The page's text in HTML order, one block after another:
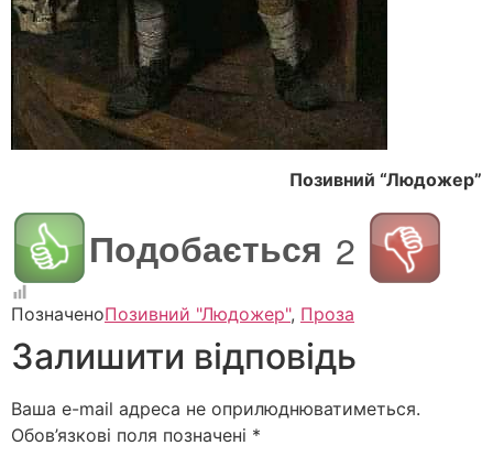
Позивний “Людожер”
Подобається 2
ПозначеноПозивний "Людожер", Проза
Залишити відповідь
Ваша e-mail адреса не оприлюднюватиметься.
Обов’язкові поля позначені *